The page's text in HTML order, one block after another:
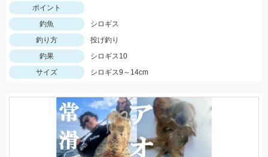
ポイント
釣魚
シロギス
釣り方
投げ釣り
釣果
シロギス10
サイズ
シロギス9～14cm